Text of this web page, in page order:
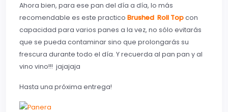
Ahora bien, para ese pan del día a día, lo más
recomendable es este practico Brushed Roll Topcon
capacidad para varios panes a la vez, no sólo evitarás
que se pueda contaminar sino que prolongarás su
frescura durante todo el día. Y recuerda al pan pan y al
vino vino!!! jajajaja
Hasta una próxima entrega!